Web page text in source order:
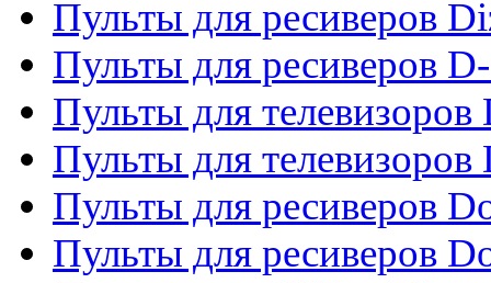
Пульты для ресиверов
Пульты для ресиверов
Пульты для телевизоров
Пульты для
Пульты для ресиверов
Пульты для ресиверов